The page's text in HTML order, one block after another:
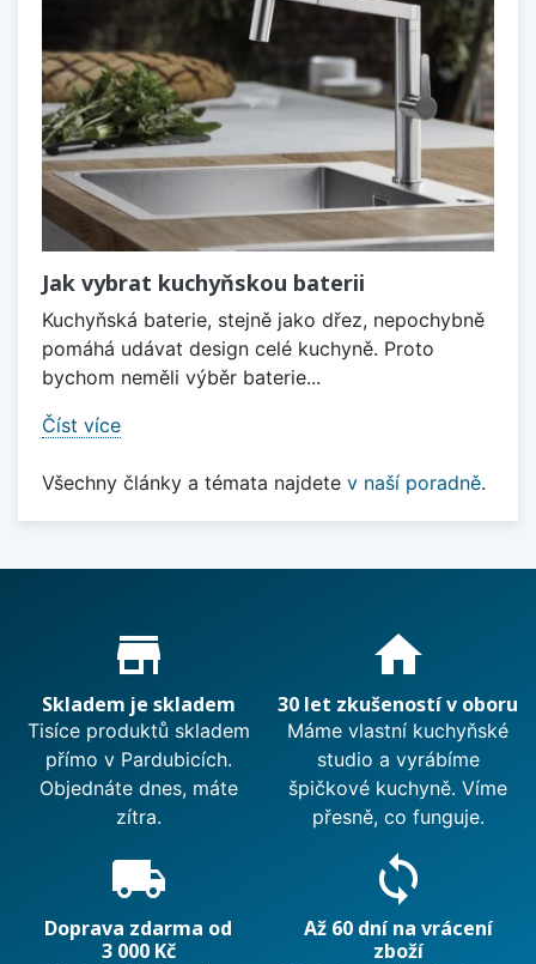
Jak vybrat kuchyňskou baterii
Kuchyňská baterie, stejně jako dřez, nepochybně
pomáhá udávat design celé kuchyně. Proto
bychom neměli výběr baterie...
Číst více
Všechny články a témata najdete v naší poradně.
Proč nakupovat u nás?
store_mall_directory
Skladem je skladem
Tisíce produktů skladem
přímo v Pardubicích.
Objednáte dnes, máte
zítra.
home
30 let zkušeností v oboru
Máme vlastní kuchyňské
studio a vyrábíme
špičkové kuchyně. Víme
přesně, co funguje.
local_shipping
Doprava zdarma od
3 000 Kč
sync
Až 60 dní na vrácení
zboží